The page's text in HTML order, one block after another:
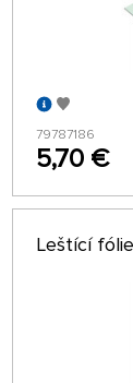
79787186
5,70 €
Leštící